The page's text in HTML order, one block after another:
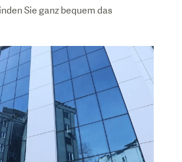
Sie ganz bequem das